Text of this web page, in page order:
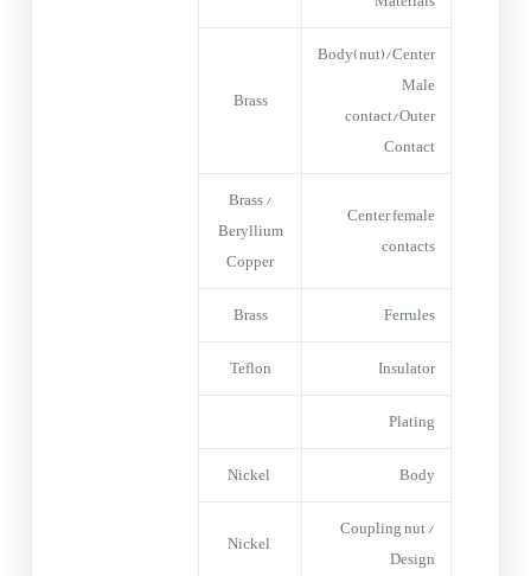
Body(nut)/Center
Male
contact/Outer
Contact
Brass
Center female
contacts
Brass /
Beryllium
Copper
Ferrules
Brass
Insulator
Teflon
Plating
Body
Coupling nut /
Design